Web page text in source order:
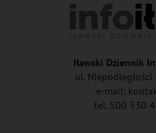
Iławski Dziennik
ul.
e-mail:
tel. 500 530